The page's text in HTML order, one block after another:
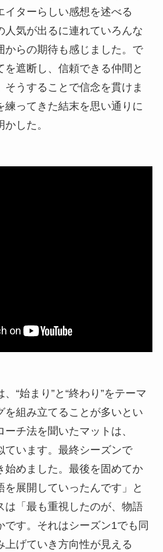
イターらしい感想を述べる
人気が出るに連れていろんな
からの期待も感じました。で
を遮断し、信頼できる仲間と
そうすることで信念を貫けま
練ってきた結末を思い通りに
した。
“始まり”と“終わり”をテーマ
を組み立てることが多いとい
チ法を聞いたマットは、
ています。最終シーズンで
始めました。最後を固めてか
を展開していったんです」と
は「最も重視したのが、物語
です。それはシーズン1でも同
上げていき方向性が見える